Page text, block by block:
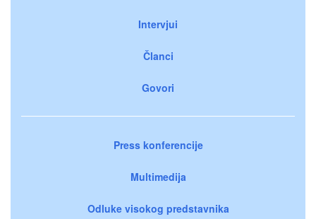
Intervjui
Članci
Govori
Press konferencije
Multimedija
Odluke visokog predstavnika